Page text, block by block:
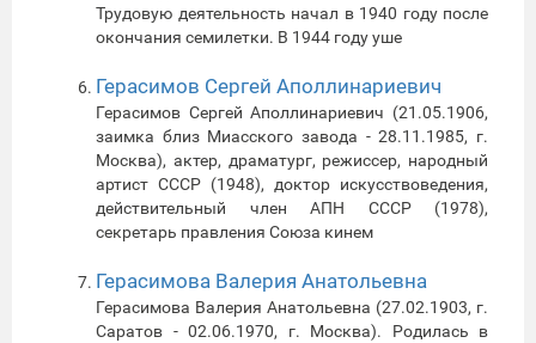
Трудовую деятельность начал в 1940 году после
окончания семилетки. В 1944 году уше
Герасимов Сергей Аполлинариевич
Герасимов Сергей Аполлинариевич (21.05.1906,
заимка близ Миасского завода - 28.11.1985, г.
Москва), актер, драматург, режиссер, народный
артист СССР (1948), доктор искусствоведения,
действительный член АПН СССР (1978),
секретарь правления Союза кинем
Герасимова Валерия Анатольевна
Герасимова Валерия Анатольевна (27.02.1903, г.
Саратов - 02.06.1970, г. Москва). Родилась в